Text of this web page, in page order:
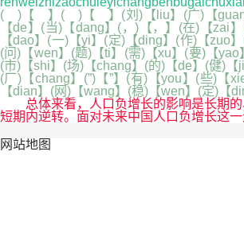
( )【 】( )【 】(刘)【liu】(广)【guang
【de】(当)【dang】(，)【，】(在)【zai
【dao】(一)【yi】(定)【ding】(作)【zuo
(问)【wen】(题)【ti】(需)【xu】(要)【yao
(市)【shi】(场)【chang】(的)【de】(健)
(厂)【chang】(”)【”】(有)【you】(些)【
【dian】(网)【wang】(稳)【wen】(定)【
总体来看，人口负增长的影响是长期的
短期内逆转。面对未来中国人口负增长这一
网站地图